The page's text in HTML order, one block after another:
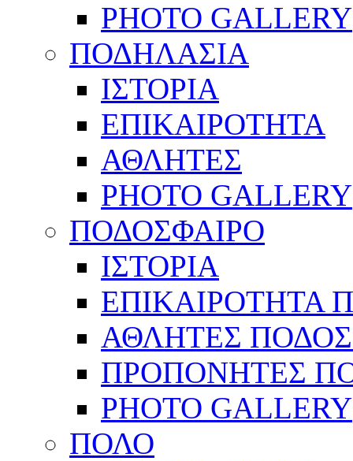
PHOTO GALLERY
ΠΟΔΗΛΑΣΙΑ
ΙΣΤΟΡΙΑ
ΕΠΙΚΑΙΡΟΤΗΤΑ
ΑΘΛΗΤΕΣ
PHOTO GALLERY
ΠΟΔΟΣΦΑΙΡΟ
ΙΣΤΟΡΙΑ
ΕΠΙΚΑΙΡΟΤΗΤΑ
ΑΘΛΗΤΕΣ
ΠΡΟΠΟΝΗΤΕΣ
PHOTO GALLERY
ΠΟΛΟ